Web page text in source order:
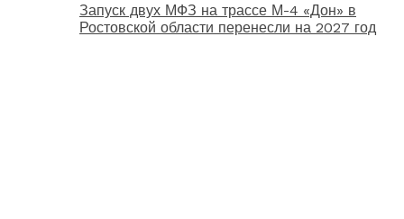
Запуск двух МФЗ на трассе М-4 «Дон» в
Ростовской области перенесли на 2027 год